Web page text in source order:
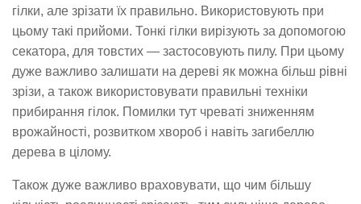
гілки, але зрізати їх правильно. Використовують при
цьому такі прийоми. Тонкі гілки вирізують за допомогою
секатора, для товстих — застосовують пилу. При цьому
дуже важливо залишати на дереві як можна більш рівні
зрізи, а також використовувати правильні техніки
прибирання гілок. Помилки тут чреваті зниженням
врожайності, розвитком хвороб і навіть загибеллю
дерева в цілому.
Також дуже важливо враховувати, що чим більшу